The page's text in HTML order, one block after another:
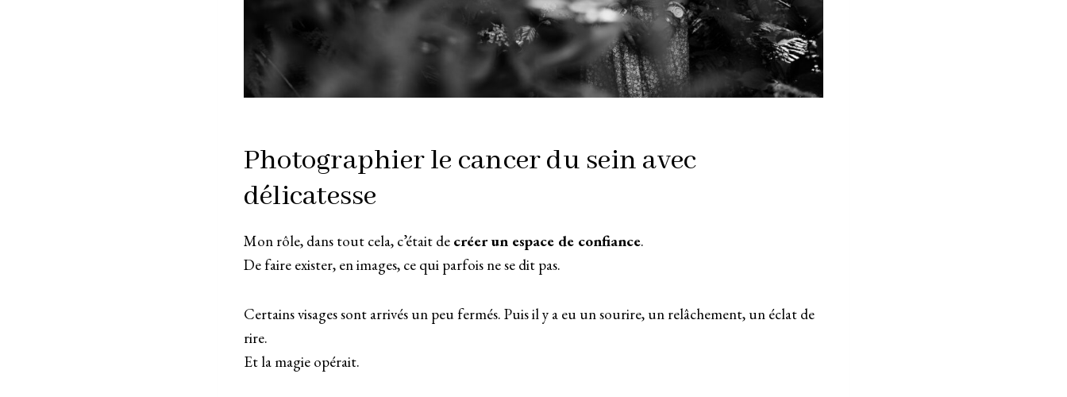
Photographier le cancer du sein avec
délicatesse
Mon rôle, dans tout cela, c’était de créer un espace de confiance.
De faire exister, en images, ce qui parfois ne se dit pas.
Certains visages sont arrivés un peu fermés. Puis il y a eu un sourire, un relâchement, un éclat de
rire.
Et la magie opérait.